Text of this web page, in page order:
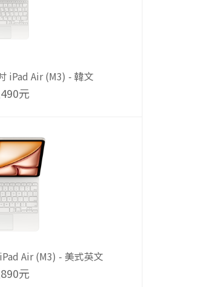
iPad Air (M3) - 韓文
元
Air (M3) - 美式英文
元